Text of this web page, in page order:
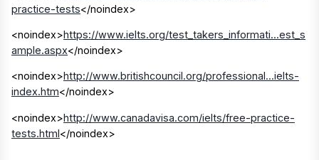
practice-tests</noindex>
<noindex>https://www.ielts.org/test_takers_informati...est_s
ample.aspx</noindex>
<noindex>http://www.britishcouncil.org/professional...ielts-
index.htm</noindex>
<noindex>http://www.canadavisa.com/ielts/free-practice-
tests.html</noindex>